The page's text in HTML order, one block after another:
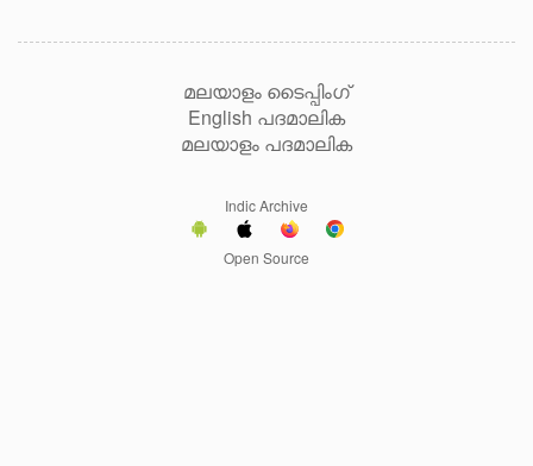
മലയാളം ടൈപ്പിംഗ്
English പദമാലിക
മലയാളം പദമാലിക
Indic Archive
Open Source